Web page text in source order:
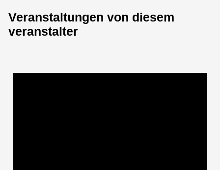
Veranstaltungen von diesem
veranstalter